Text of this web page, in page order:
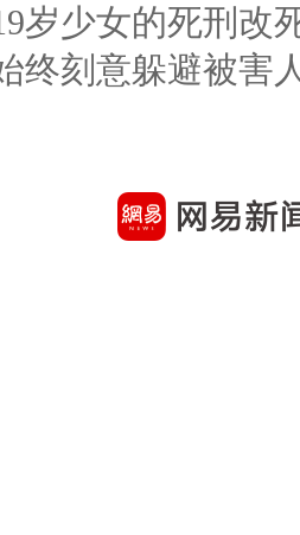
岁少女的死刑改
终刻意躲避被害